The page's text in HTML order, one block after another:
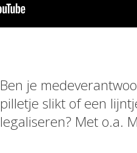
Ben je
pilletje slikt of een
legaliseren? Met o.a.